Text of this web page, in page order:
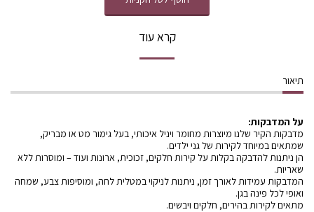
קרא עוד
תיאור
על המדבקות:
מדבקות הקיר שלנו מיוצרות מחומר ויניל איכותי, בעל גימור מט או מבריק,
שמתאים במיוחד לקירות של גני ילדים.
הן ניתנות להדבקה בקלות על קירות חלקים, זכוכית, ארונות ועוד – ומוסרות ללא
שאריות.
המדבקות עמידות לאורך זמן, ניתנות לניקוי במטלית לחה, ומוסיפות צבע, שמחה
ואופי לכל פינה בגן.
מתאים לקירות בהירים, חלקים ויבשים.